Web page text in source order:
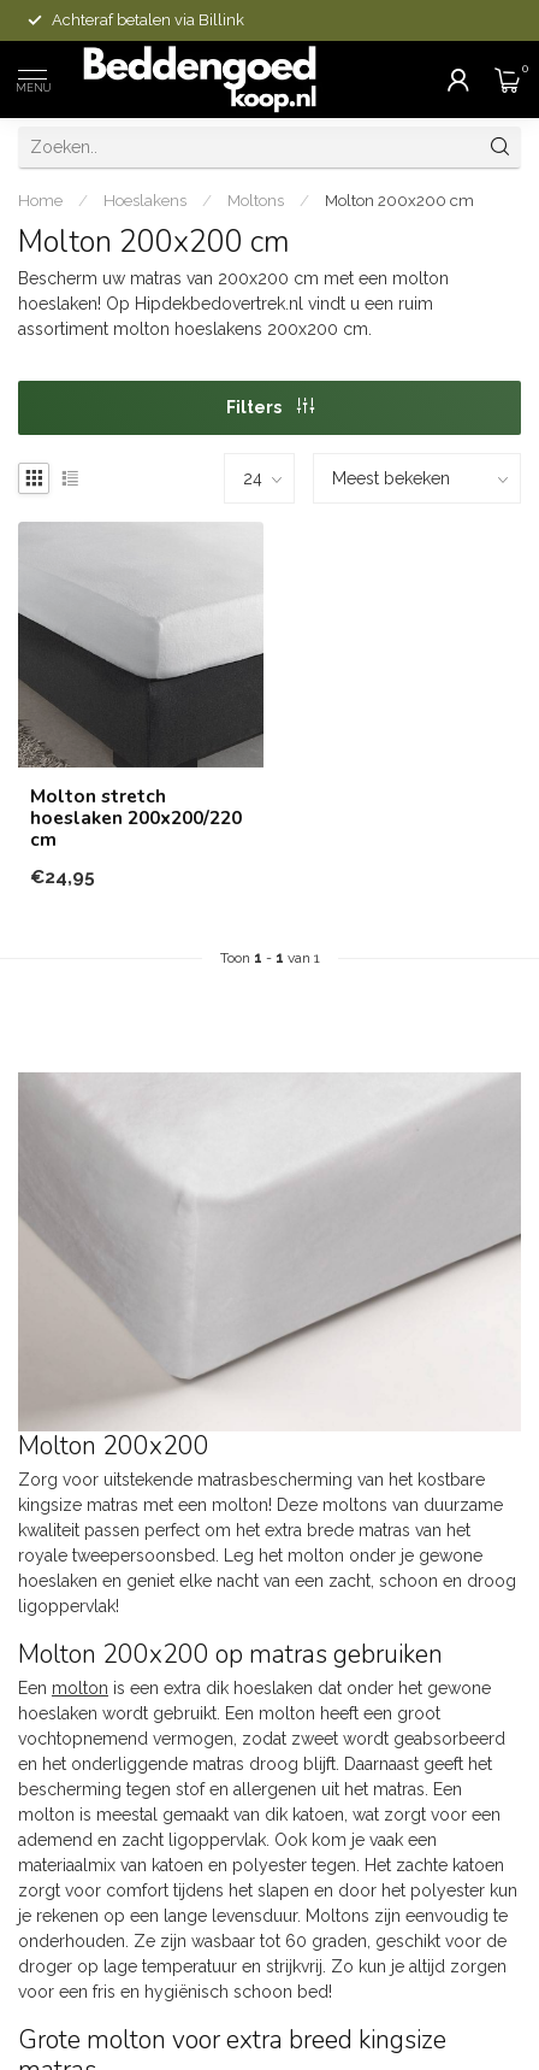
Achteraf betalen via Billink
MENU
0
Home / Hoeslakens / Moltons / Molton 200x200 cm
Molton 200x200 cm
Bescherm uw matras van 200x200 cm met een molton
hoeslaken! Op Hipdekbedovertrek.nl vindt u een ruim
assortiment molton hoeslakens 200x200 cm.
Filters
Molton stretch
hoeslaken 200x200/220
cm
€24,95
Toon 1 - 1 van 1
Molton 200x200
Zorg voor uitstekende matrasbescherming van het kostbare
kingsize matras met een molton! Deze moltons van duurzame
kwaliteit passen perfect om het extra brede matras van het
royale tweepersoonsbed. Leg het molton onder je gewone
hoeslaken en geniet elke nacht van een zacht, schoon en droog
ligoppervlak!
Molton 200x200 op matras gebruiken
Een molton is een extra dik hoeslaken dat onder het gewone
hoeslaken wordt gebruikt. Een molton heeft een groot
vochtopnemend vermogen, zodat zweet wordt geabsorbeerd
en het onderliggende matras droog blijft. Daarnaast geeft het
bescherming tegen stof en allergenen uit het matras. Een
molton is meestal gemaakt van dik katoen, wat zorgt voor een
ademend en zacht ligoppervlak. Ook kom je vaak een
materiaalmix van katoen en polyester tegen. Het zachte katoen
zorgt voor comfort tijdens het slapen en door het polyester kun
je rekenen op een lange levensduur. Moltons zijn eenvoudig te
onderhouden. Ze zijn wasbaar tot 60 graden, geschikt voor de
droger op lage temperatuur en strijkvrij. Zo kun je altijd zorgen
voor een fris en hygiënisch schoon bed!
Grote molton voor extra breed kingsize